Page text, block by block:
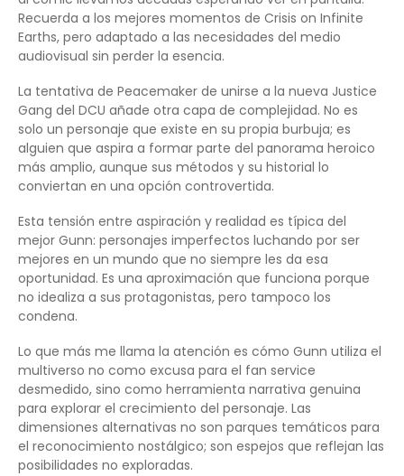
Recuerda a los mejores momentos de Crisis on Infinite
Earths, pero adaptado a las necesidades del medio
audiovisual sin perder la esencia.
La tentativa de Peacemaker de unirse a la nueva Justice
Gang del DCU añade otra capa de complejidad. No es
solo un personaje que existe en su propia burbuja; es
alguien que aspira a formar parte del panorama heroico
más amplio, aunque sus métodos y su historial lo
conviertan en una opción controvertida.
Esta tensión entre aspiración y realidad es típica del
mejor Gunn: personajes imperfectos luchando por ser
mejores en un mundo que no siempre les da esa
oportunidad. Es una aproximación que funciona porque
no idealiza a sus protagonistas, pero tampoco los
condena.
Lo que más me llama la atención es cómo Gunn utiliza el
multiverso no como excusa para el fan service
desmedido, sino como herramienta narrativa genuina
para explorar el crecimiento del personaje. Las
dimensiones alternativas no son parques temáticos para
el reconocimiento nostálgico; son espejos que reflejan las
posibilidades no exploradas.